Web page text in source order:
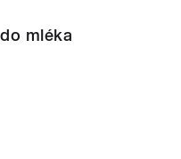
mléka